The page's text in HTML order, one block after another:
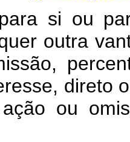
si ou
outra
direto
ou